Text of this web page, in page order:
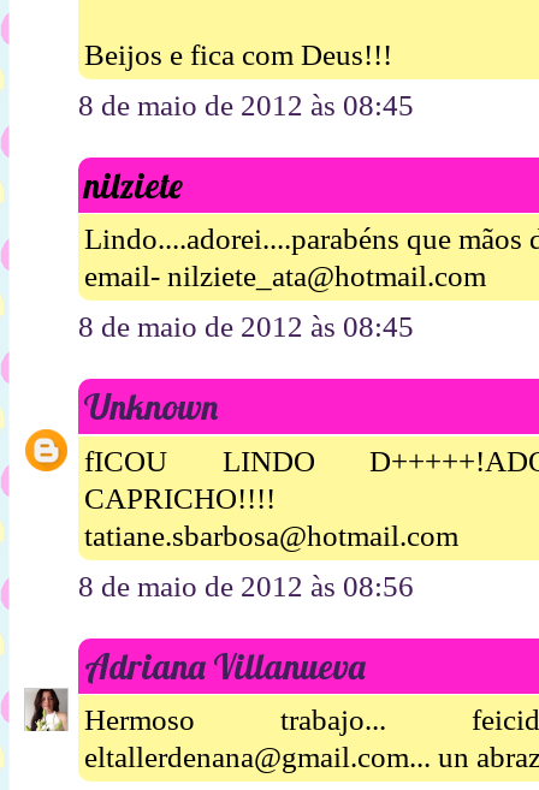
Beijos e fica com Deus!!!
8 de maio de 2012 às 08:45
nilziete
Lindo....adorei....parabéns que mãos
email- nilziete_ata@hotmail.com
8 de maio de 2012 às 08:45
Unknown
fICOU LINDO
CAPRICHO!!!!
tatiane.sbarbosa@hotmail.com
8 de maio de 2012 às 08:56
Adriana Villanueva
Hermoso trabajo...
eltallerdenana@gmail.com... un